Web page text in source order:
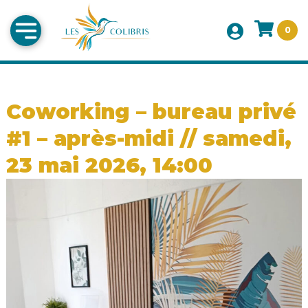
0
Coworking – bureau privé
#1 – après-midi // samedi,
23 mai 2026, 14:00